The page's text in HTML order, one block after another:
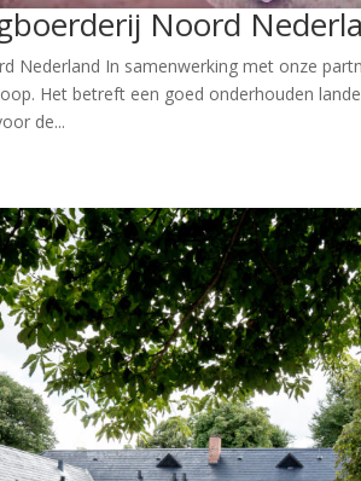
Noord
Nederland In samenwerking met onze
Het betreft een goed onderhouden
de...